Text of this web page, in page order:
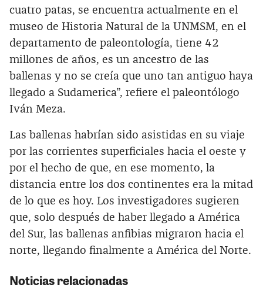
cuatro patas, se encuentra actualmente en el
museo de Historia Natural de la UNMSM, en el
departamento de paleontología, tiene 42
millones de años, es un ancestro de las
ballenas y no se creía que uno tan antiguo haya
llegado a Sudamerica”, refiere el paleontólogo
Iván Meza.
Las ballenas habrían sido asistidas en su viaje
por las corrientes superficiales hacia el oeste y
por el hecho de que, en ese momento, la
distancia entre los dos continentes era la mitad
de lo que es hoy. Los investigadores sugieren
que, solo después de haber llegado a América
del Sur, las ballenas anfibias migraron hacia el
norte, llegando finalmente a América del Norte.
Noticias relacionadas